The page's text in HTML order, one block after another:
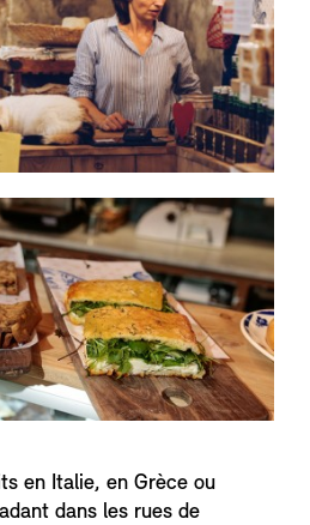
en Italie, en Grèce ou
dans les rues de